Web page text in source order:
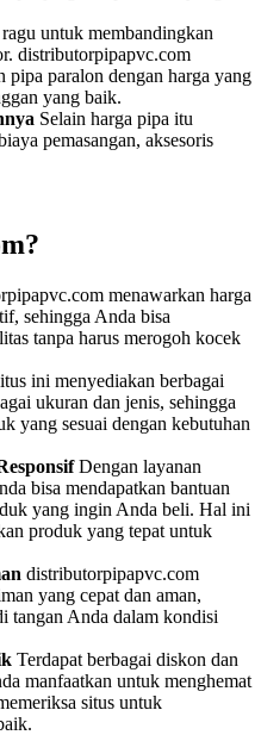
ragu untuk membandingkan
distributorpipapvc.com
pipa paralon dengan harga yang
yang baik.
Selain harga pipa itu
pemasangan, aksesoris
menawarkan harga
sehingga Anda bisa
tanpa harus merogoh kocek
ini menyediakan berbagai
ukuran dan jenis, sehingga
yang sesuai dengan kebutuhan
Dengan layanan
bisa mendapatkan bantuan
yang ingin Anda beli. Hal ini
produk yang tepat untuk
distributorpipapvc.com
yang cepat dan aman,
tangan Anda dalam kondisi
Terdapat berbagai diskon dan
manfaatkan untuk menghemat
situs untuk